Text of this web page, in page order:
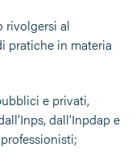
rivolgersi al
pratiche in materia
e privati,
dall’Inpdap e